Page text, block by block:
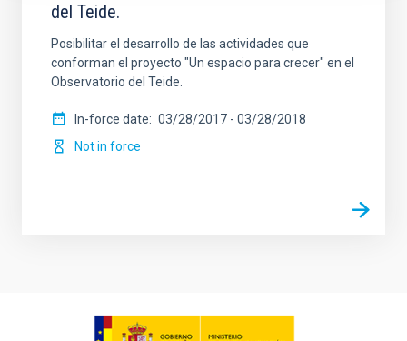
del Teide.
Posibilitar el desarrollo de las actividades que
conforman el proyecto "Un espacio para crecer" en el
Observatorio del Teide.
In-force date 03/28/2017 - 03/28/2018
Not in force